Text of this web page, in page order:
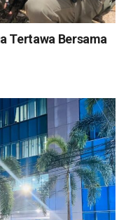
Tertawa Bersama